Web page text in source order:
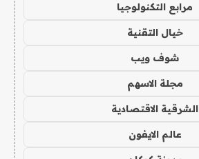
مرابع التكنولوجيا
خيال التقنية
شوف ويب
مجلة الاسهم
الشرقية الاقتصادية
عالم الايفون